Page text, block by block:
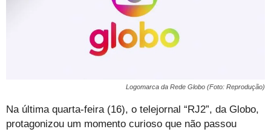
Logomarca da Rede Globo (Foto: Reprodução)
Na última quarta-feira (16), o telejornal “RJ2”, da Globo,
protagonizou um momento curioso que não passou